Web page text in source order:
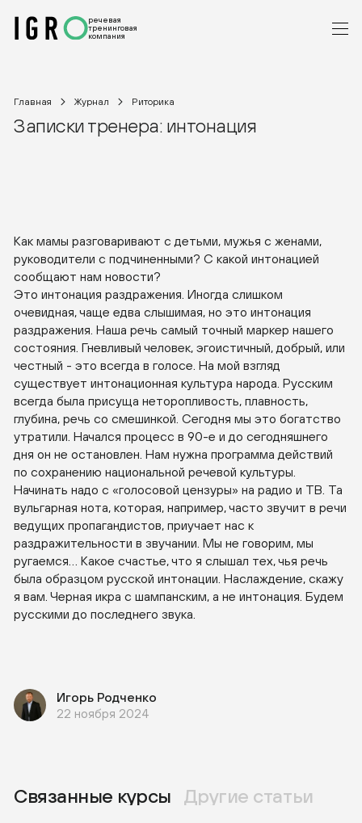
речевая
тренинговая
компания
Главная Журнал Риторика
Записки тренера: интонация
Как мамы разговаривают с детьми, мужья с женами,
руководители с подчиненными? С какой интонацией
сообщают нам новости?
Это интонация раздражения. Иногда слишком
очевидная, чаще едва слышимая, но это интонация
раздражения. Наша речь самый точный маркер нашего
состояния. Гневливый человек, эгоистичный, добрый, или
честный - это всегда в голосе. На мой взгляд
существует интонационная культура народа. Русским
всегда была присуща неторопливость, плавность,
глубина, речь со смешинкой. Сегодня мы это богатство
утратили. Начался процесс в 90-е и до сегодняшнего
дня он не остановлен. Нам нужна программа действий
по сохранению национальной речевой культуры.
Начинать надо с «голосовой цензуры» на радио и ТВ. Та
вульгарная нота, которая, например, часто звучит в речи
ведущих пропагандистов, приучает нас к
раздражительности в звучании. Мы не говорим, мы
ругаемся… Какое счастье, что я слышал тех, чья речь
была образцом русской интонации. Наслаждение, скажу
я вам. Черная икра с шампанским, а не интонация. Будем
русскими до последнего звука.
Игорь Родченко
22 ноября 2024
Связанные курсы Другие статьи